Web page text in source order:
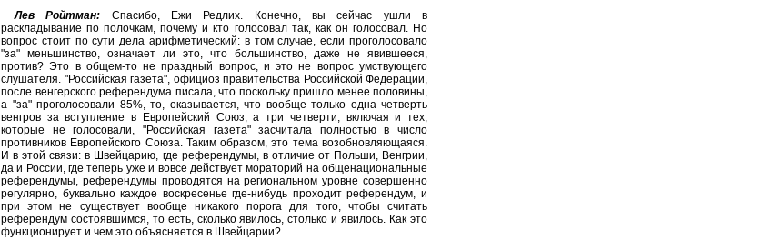
Лев Ройтман: Спасибо, Ежи Редлих. Конечно, вы сейчас ушли в
раскладывание по полочкам, почему и кто голосовал так, как он голосовал. Но
вопрос стоит по сути дела арифметический: в том случае, если проголосовало
"за" меньшинство, означает ли это, что большинство, даже не явившееся,
против? Это в общем-то не праздный вопрос, и это не вопрос умствующего
слушателя. "Российская газета", официоз правительства Российской Федерации,
после венгерского референдума писала, что поскольку пришло менее половины,
а "за" проголосовали 85%, то, оказывается, что вообще только одна четверть
венгров за вступление в Европейский Союз, а три четверти, включая и тех,
которые не голосовали, "Российская газета" засчитала полностью в число
противников Европейского Союза. Таким образом, это тема возобновляющаяся.
И в этой связи: в Швейцарию, где референдумы, в отличие от Польши, Венгрии,
да и России, где теперь уже и вовсе действует мораторий на общенациональные
референдумы, референдумы проводятся на региональном уровне совершенно
регулярно, буквально каждое воскресенье где-нибудь проходит референдум, и
при этом не существует вообще никакого порога для того, чтобы считать
референдум состоявшимся, то есть, сколько явилось, столько и явилось. Как это
функционирует и чем это объясняется в Швейцарии?